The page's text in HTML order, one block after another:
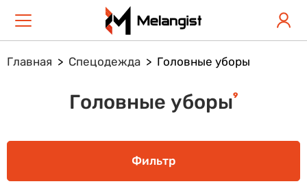
Главная Спецодежда Головные уборы
Головные уборы9
Фильтр